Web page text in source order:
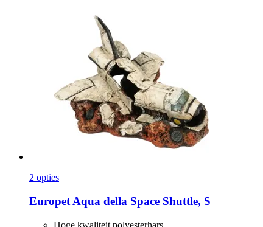
2 opties
Europet Aqua della Space Shuttle, S
Hoge kwaliteit polyesterhars